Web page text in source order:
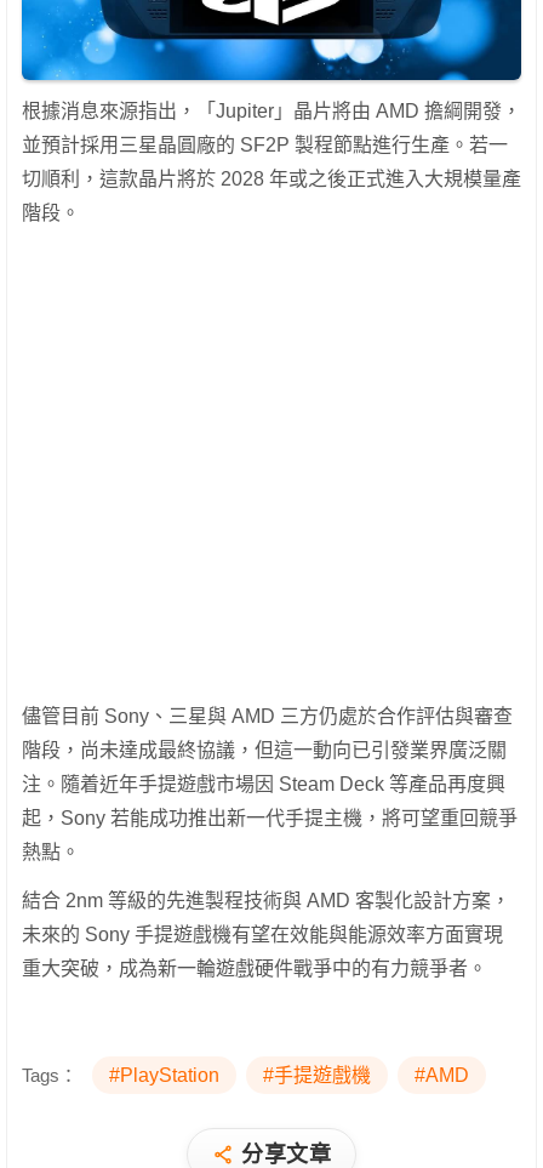
根據消息來源指出，「Jupiter」晶片將由 AMD 擔綱開發，
並預計採用三星晶圓廠的 SF2P 製程節點進行生產。若一
切順利，這款晶片將於 2028 年或之後正式進入大規模量產
階段。
儘管目前 Sony、三星與 AMD 三方仍處於合作評估與審查
階段，尚未達成最終協議，但這一動向已引發業界廣泛關
注。隨着近年手提遊戲市場因 Steam Deck 等產品再度興
起，Sony 若能成功推出新一代手提主機，將可望重回競爭
熱點。
結合 2nm 等級的先進製程技術與 AMD 客製化設計方案，
未來的 Sony 手提遊戲機有望在效能與能源效率方面實現
重大突破，成為新一輪遊戲硬件戰爭中的有力競爭者。
Tags： #PlayStation #手提遊戲機 #AMD
分享文章